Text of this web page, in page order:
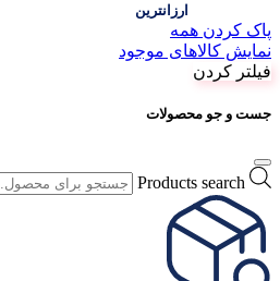
ارزانترین
پاک کردن همه
نمایش کالاهای موجود
فیلتر کردن
جست و جو محصولات
Products search